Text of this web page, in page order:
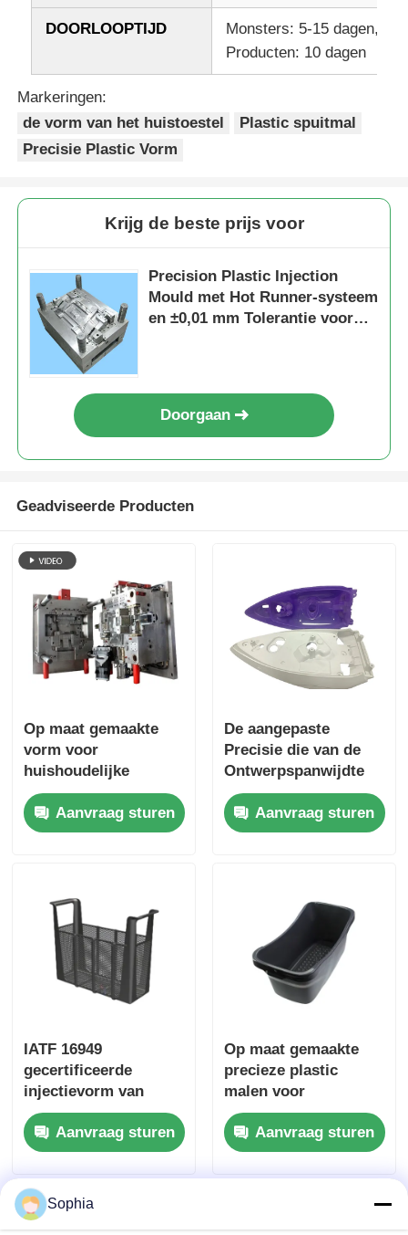
Huishoudelijk apparaat
Overmoldingsinjectie het Vormen
plastic vormcomponenten
DOORLOOPTIJD
Monsters: 5-15 dagen,
Producten: 10 dagen
Markeringen:
de vorm van het huistoestel
Plastic spuitmal
Precisie Plastic Vorm
Krijg de beste prijs voor
Precision Plastic Injection
Mould met Hot Runner-systeem
en ±0,01 mm Tolerantie voor
Doorgaan
Geadviseerde Producten
Op maat gemaakte
vorm voor
huishoudelijke
apparaten met
meerdere holtes en
een warme loop voor
Aanvraag sturen
De aangepaste
Precisie die van de
Ontwerpspanwijdte
met lange levensuur
Plastic Injectievorm
voor Huistoestellen
Aanvraag sturen
IATF 16949
gecertificeerde
injectievorm van
kunststof met een
levensduur van 1
miljoen molen en
warm/koud
loopsysteem voor
huishoudelijke
Aanvraag sturen
Op maat gemaakte
precieze plastic
malen voor
huishoudelijke
apparaten met een
lange levensduur
Aanvraag sturen
Sophia